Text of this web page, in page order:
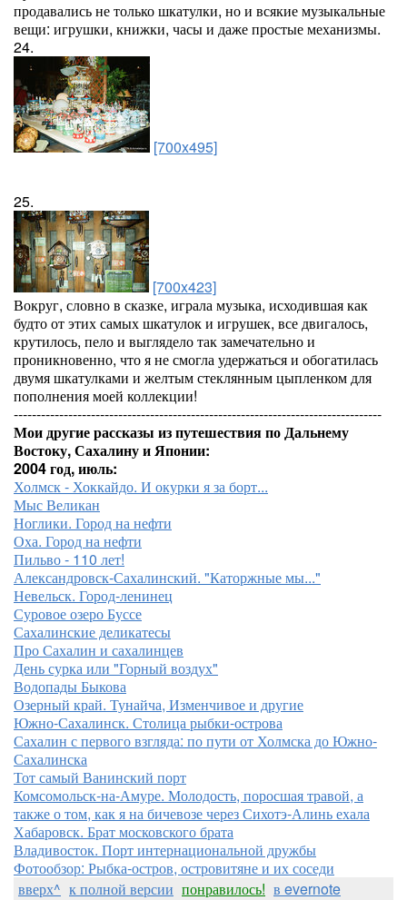
продавались не только шкатулки, но и всякие музыкальные
вещи: игрушки, книжки, часы и даже простые механизмы.
24.
[700x495]
25.
[700x423]
Вокруг, словно в сказке, играла музыка, исходившая как
будто от этих самых шкатулок и игрушек, все двигалось,
крутилось, пело и выглядело так замечательно и
проникновенно, что я не смогла удержаться и обогатилась
двумя шкатулками и желтым стеклянным цыпленком для
пополнения моей коллекции!
---------------------------------------------------------------------------------
Мои другие рассказы из путешествия по Дальнему
Востоку, Сахалину и Японии:
2004 год, июль:
Холмск - Хоккайдо. И окурки я за борт...
Мыс Великан
Ноглики. Город на нефти
Оха. Город на нефти
Пильво - 110 лет!
Александровск-Сахалинский. "Каторжные мы..."
Невельск. Город-ленинец
Суровое озеро Буссе
Сахалинские деликатесы
Про Сахалин и сахалинцев
День сурка или "Горный воздух"
Водопады Быкова
Озерный край. Тунайча, Изменчивое и другие
Южно-Сахалинск. Столица рыбки-острова
Сахалин с первого взгляда: по пути от Холмска до Южно-
Сахалинска
Тот самый Ванинский порт
Комсомольск-на-Амуре. Молодость, поросшая травой, а
также о том, как я на бичевозе через Сихотэ-Алинь ехала
Хабаровск. Брат московского брата
Владивосток. Порт интернациональной дружбы
Фотообзор: Рыбка-остров, островитяне и их соседи
вверх^ к полной версии понравилось! в evernote